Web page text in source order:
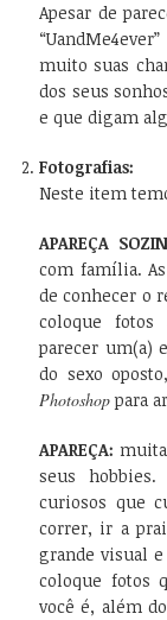
Apesar de
muito suas
dos seus
e que digam
Fotografias:
Neste item
APAREÇA
com família.
de conhecer o
coloque fotos
parecer um(a)
do sexo
Photoshoppara
APAREÇA:
seus
curiosos que
correr, ir a
grande visual e
coloque fotos
você é, além